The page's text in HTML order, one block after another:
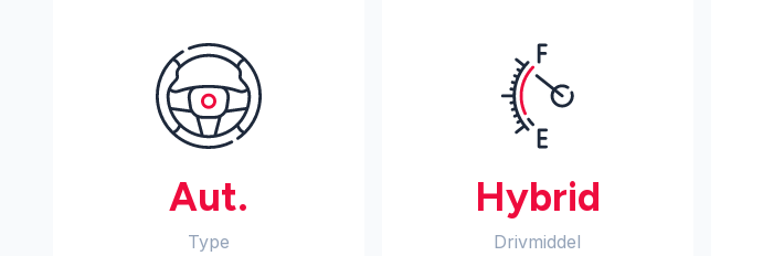
Aut.
Type
Hybrid
Drivmiddel